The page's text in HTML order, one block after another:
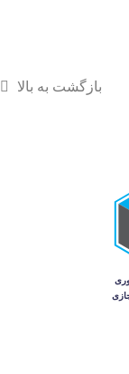
بازگشت به بالا